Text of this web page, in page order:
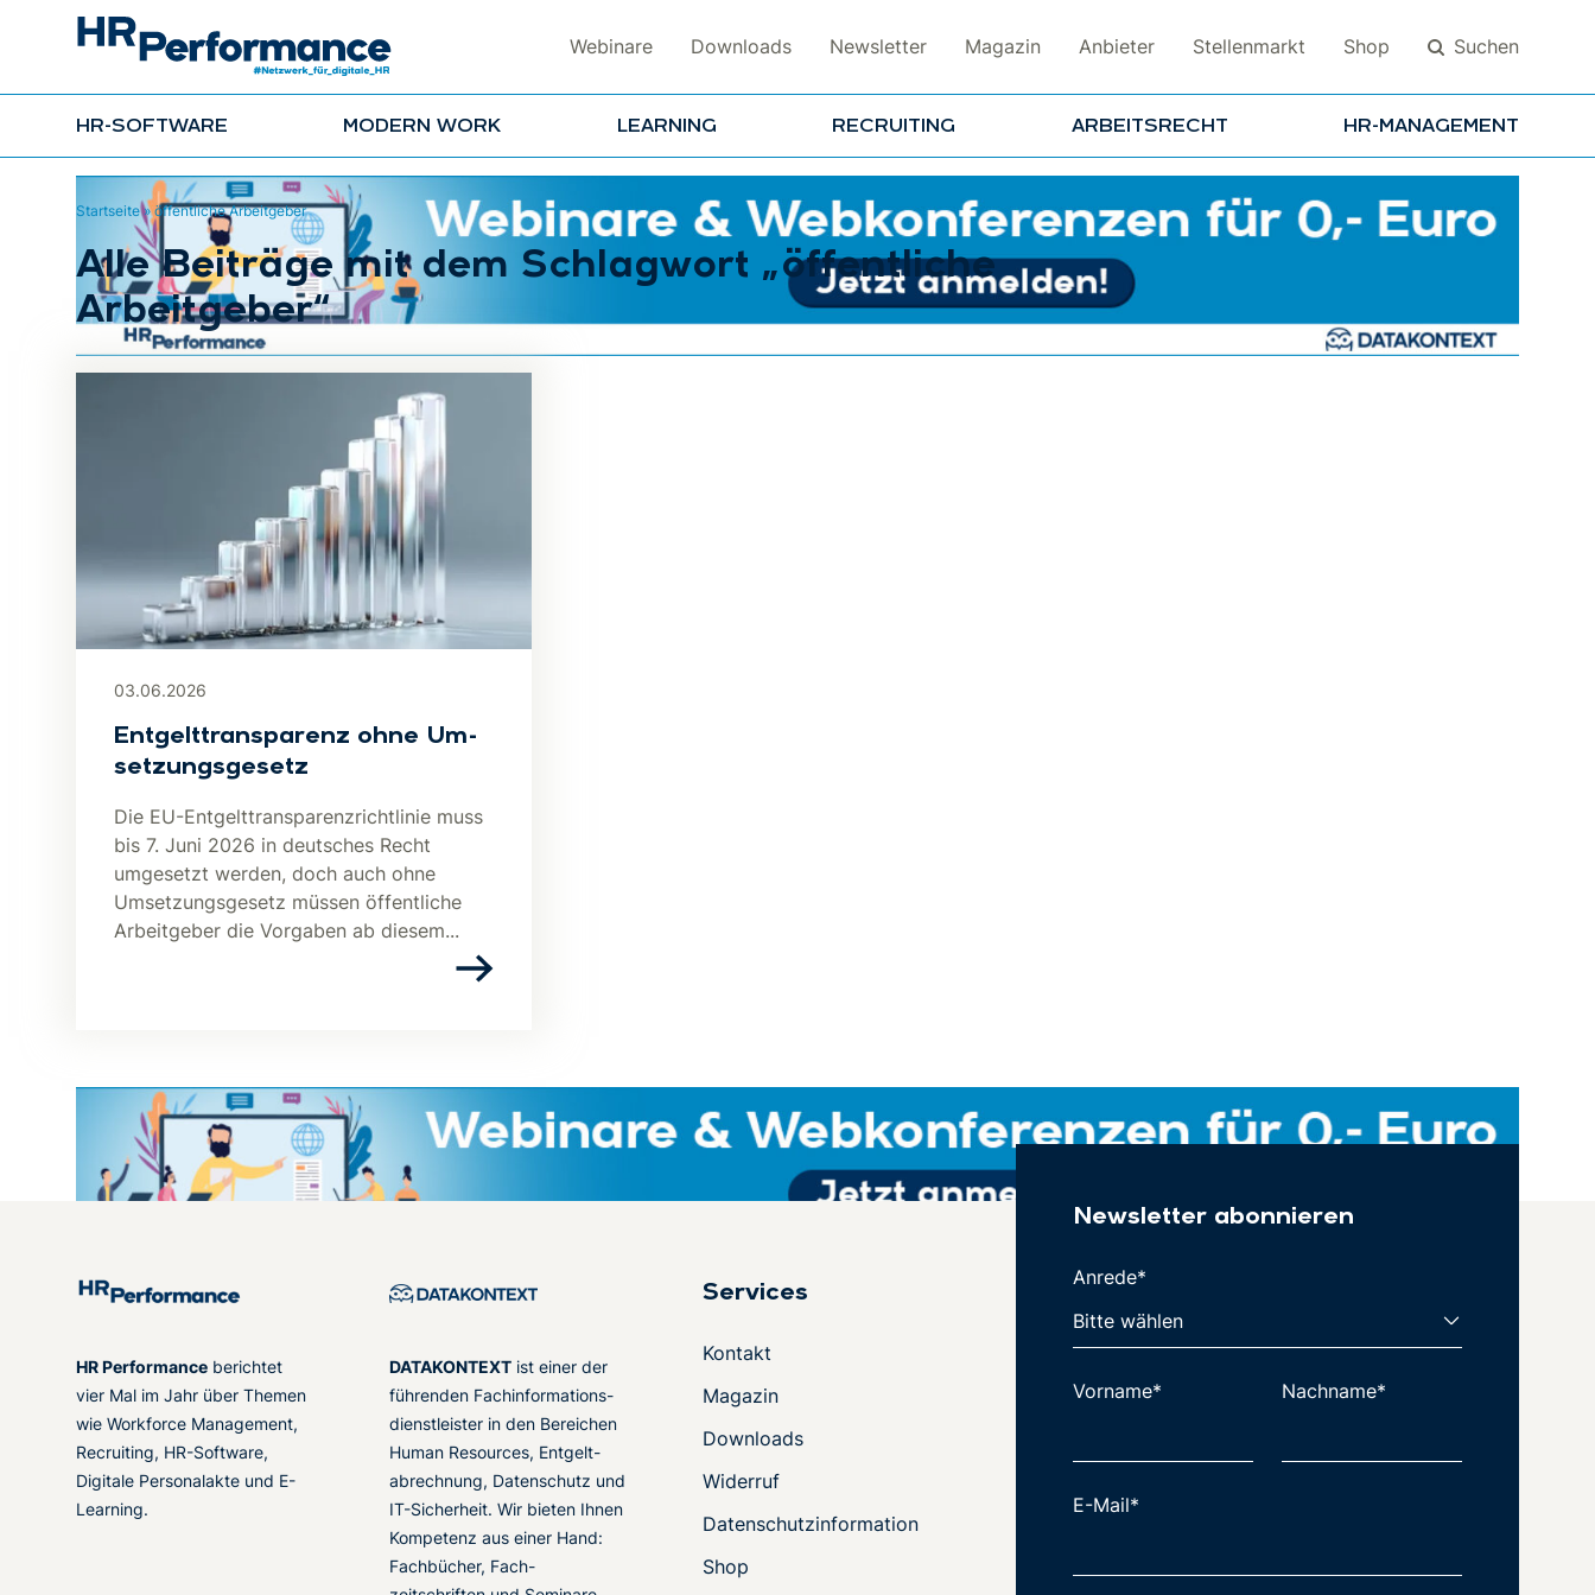
Webinare Downloads Newsletter Magazin Anbieter Stellenmarkt Shop Suchen
HR-SOFTWARE MODERN WORK LEARNING RECRUITING ARBEITSRECHT HR-MANAGEMENT
Suchen
Startseite»öffentliche Arbeitgeber
Alle Beiträge mit dem Schlagwort „öffentliche
Arbeitgeber“
03.06.2026
Ent­gelt­trans­pa­renz ohne Um­
set­zungs­ge­setz
Die EU-Entgelttransparenzrichtlinie muss
bis 7. Juni 2026 in deutsches Recht
umgesetzt werden, doch auch ohne
Umsetzungsgesetz müssen öffentliche
Arbeitgeber die Vorgaben ab diesem...
HR Performance berichtet
vier Mal im Jahr über Themen
wie Workforce Management,
Recruiting, HR-Software,
Digitale Personalakte und E-
Learning.
DATAKONTEXT ist einer der
führenden Fachinformations-
dienstleister in den Bereichen
Human Resources, Entgelt-
abrechnung, Datenschutz und
IT-Sicherheit. Wir bieten Ihnen
Kompetenz aus einer Hand:
Fachbücher, Fach-
Services
Kontakt
Magazin
Downloads
Widerruf
Datenschutzinformation
Shop
Newsletter abonnieren
Anrede*
Vorname* Nachname*
E-Mail*